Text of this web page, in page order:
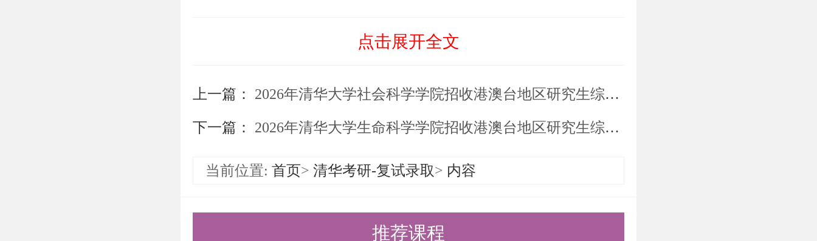
证报告，应届生应在入学前补交认证报告；
的须出示本科和硕士成绩单原件。成绩单须为毕业院校签
发的成绩单原件或加盖公章的认证件。
《清华大学研究生招生复试（综合考核）考场规则》（见
清华大学研招网-政策法规栏目），按院系要求以视频网
络远程方式宣读或者提交《清华大学研究生招生复试（综
点击展开全文
上一篇： 2026年清华大学社会科学学院招收港澳台地区研究生综合考核名单公示
下一篇： 2026年清华大学生命科学学院招收港澳台地区研究生综合考核实施细则及录取办法
当前位置: 首页> 清华考研-复试录取> 内容
推荐课程